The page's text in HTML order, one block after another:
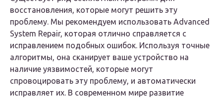
восстановления, которые могут решить эту
проблему. Мы рекомендуем использовать Advanced
System Repair, которая отлично справляется с
исправлением подобных ошибок. Используя точные
алгоритмы, она сканирует ваше устройство на
наличие уязвимостей, которые могут
спровоцировать эту проблему, и автоматически
исправляет их. В современном мире развитие